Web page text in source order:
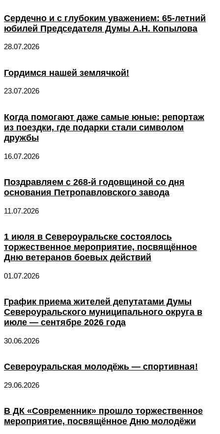
Сердечно и с глубоким уважением: 65-летний
юбилей Председателя Думы А.Н. Копылова
28.07.2026
Гордимся нашей землячкой!
23.07.2026
Когда помогают даже самые юные: репортаж
из поездки, где подарки стали символом
дружбы
16.07.2026
Поздравляем с 268-й годовщиной со дня
основания Петропавловского завода
11.07.2026
1 июля в Североуральске состоялось
торжественное мероприятие, посвящённое
Дню ветеранов боевых действий
01.07.2026
График приема жителей депутатами Думы
Североуральского муниципального округа в
июле — сентябре 2026 года
30.06.2026
Североуральская молодёжь — спортивная!
29.06.2026
В ДК «Современник» прошло торжественное
мероприятие, посвящённое Дню молодёжи